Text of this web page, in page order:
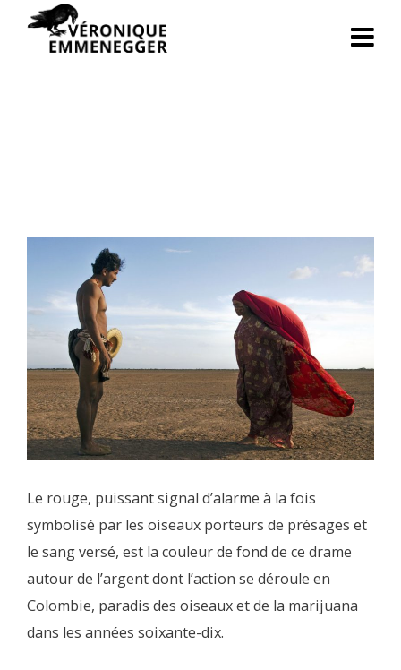
Le rouge, puissant signal d’alarme à la fois
symbolisé par les oiseaux porteurs de présages et
le sang versé, est la couleur de fond de ce drame
autour de l’argent dont l’action se déroule en
Colombie, paradis des oiseaux et de la marijuana
dans les années soixante-dix.